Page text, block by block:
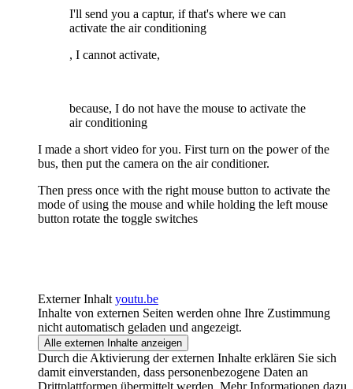
I'll send you a captur, if that's where we can
activate the air conditioning
, I cannot activate,
because, I do not have the mouse to activate the
air conditioning
I made a short video for you. First turn on the power of the
bus, then put the camera on the air conditioner.
Then press once with the right mouse button to activate the
mode of using the mouse and while holding the left mouse
button rotate the toggle switches
Externer Inhalt youtu.be
Inhalte von externen Seiten werden ohne Ihre Zustimmung
nicht automatisch geladen und angezeigt.
Alle externen Inhalte anzeigen
Durch die Aktivierung der externen Inhalte erklären Sie sich
damit einverstanden, dass personenbezogene Daten an
Drittplattformen übermittelt werden. Mehr Informationen dazu